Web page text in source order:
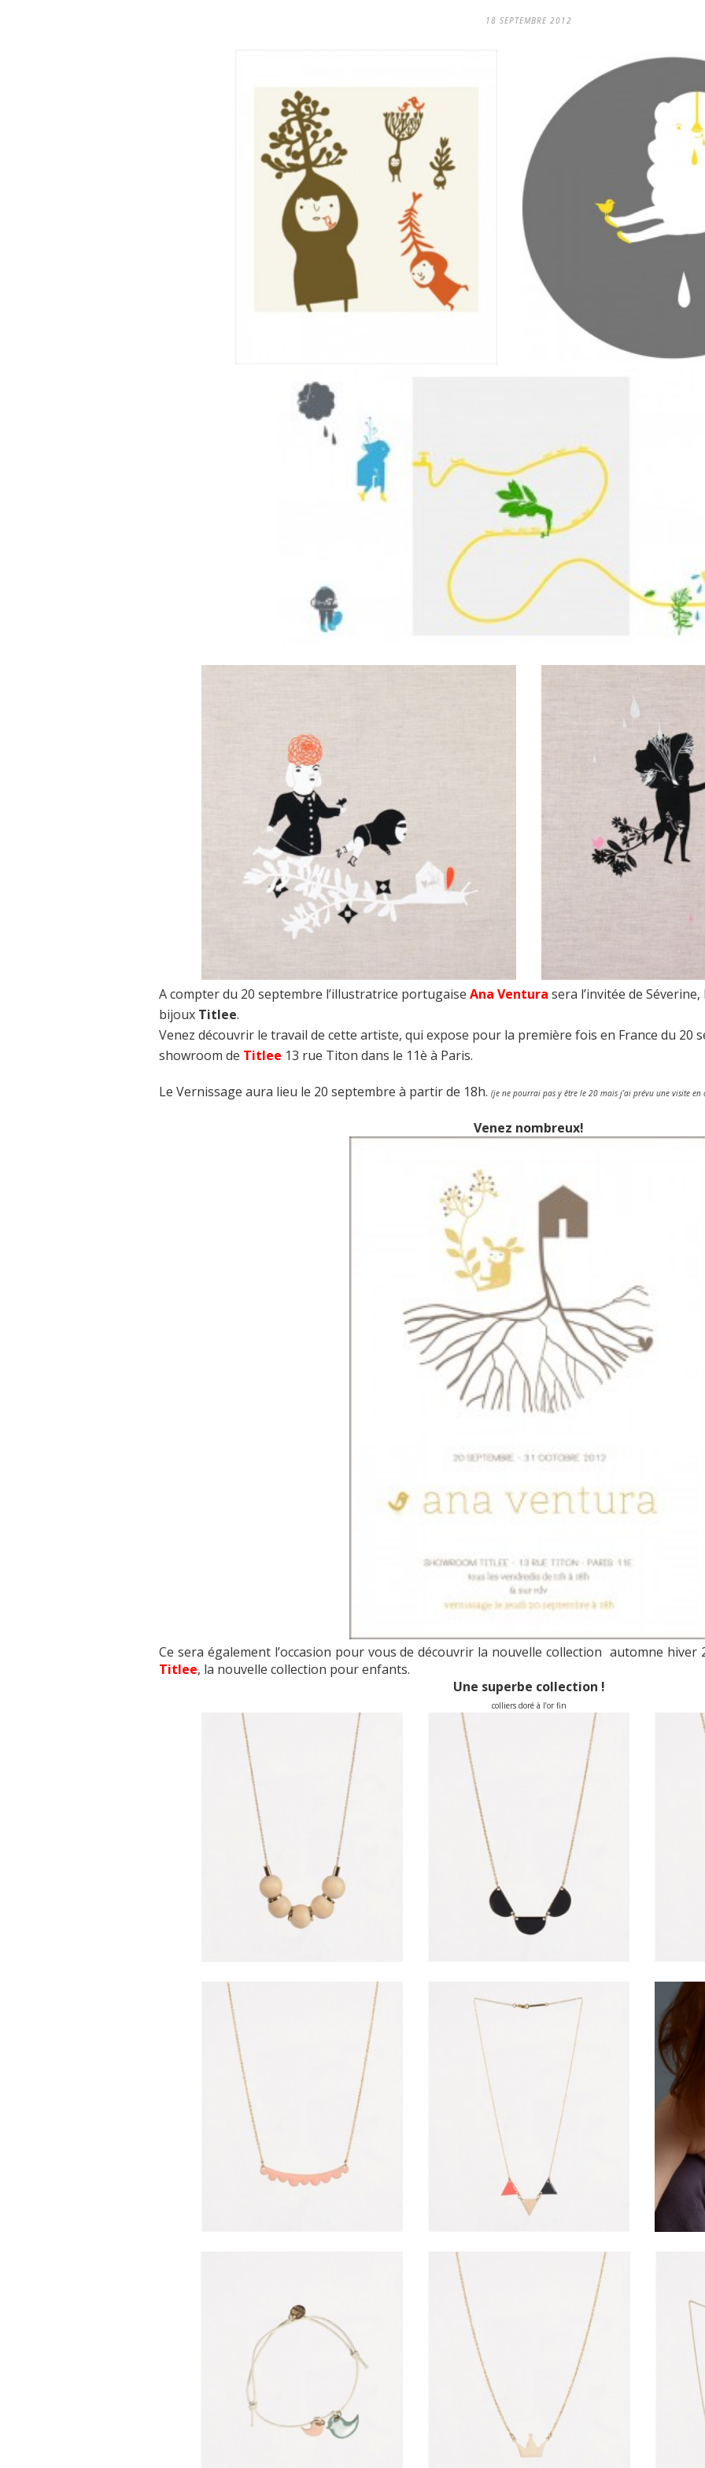
18 SEPTEMBRE 2012
A compter du 20 septembre l’illustratrice portugaise Ana Ventura sera l’invitée de
bijoux Titlee.
Venez découvrir le travail de cette artiste, qui expose pour la première fois en France du 20
showroom de Titlee 13 rue Titon dans le 11è à Paris.
Le Vernissage aura lieu le 20 septembre à partir de 18h. (je ne pourrai pas y être le 20 mais j’ai prévu une visite en
Venez nombreux!
Ce sera également l’occasion pour vous de découvrir la nouvelle collection automne hiver
Titlee, la nouvelle collection pour enfants.
Une superbe collection !
colliers doré à l’or fin